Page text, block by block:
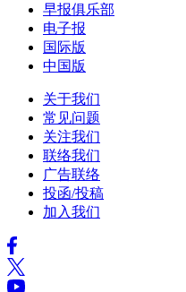
早报俱乐部
电子报
国际版
中国版
关于我们
常见问题
关注我们
联络我们
广告联络
投函/投稿
加入我们